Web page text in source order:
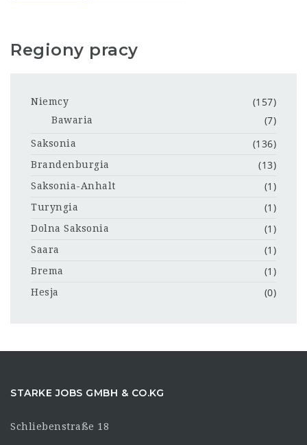
Regiony pracy
Niemcy (157)
Bawaria (7)
Saksonia (136)
Brandenburgia (13)
Saksonia-Anhalt (1)
Turyngia (1)
Dolna Saksonia (1)
Saara (1)
Brema (1)
Hesja (0)
STARKE JOBS GMBH & CO.KG
Schliebenstraße 18